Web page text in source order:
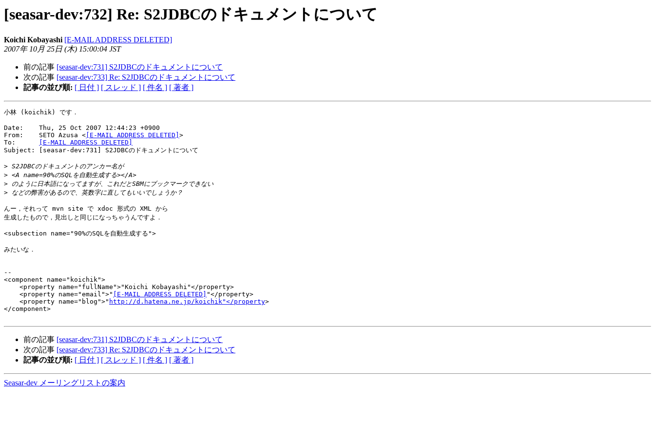
[seasar-dev:732] Re: S2JDBCのドキュメントについて
Koichi Kobayashi [E-MAIL ADDRESS DELETED]
2007年 10月 25日 (木) 15:00:04 JST
前の記事 [seasar-dev:731] S2JDBCのドキュメントについて
次の記事 [seasar-dev:733] Re: S2JDBCのドキュメントについて
記事の並び順: [ 日付 ] [ スレッド ] [ 件名 ] [ 著者 ]
小林 (koichik) です．
Date:    Thu, 25 Oct 2007 12:44:23 +0900
From:    SETO Azusa < [E-MAIL ADDRESS DELETED] >
To:
[E-MAIL ADDRESS DELETED]
Subject: [seasar-dev:731] S2JDBCのドキュメントについて
>
>
>
>
んー，それって mvn site で xdoc 形式の XML から
生成したもので，見出しと同じになっちゃうんですよ．
<subsection name="90%のSQLを自動生成する">
みたいな．
--
<component name="koichik">
    <property name="fullName">"Koichi Kobayashi"</property>
    <property name="email">"
[E-MAIL ADDRESS DELETED]
"</property>
    <property name="blog">"
http://d.hatena.ne.jp/koichik"</property>
</component>
前の記事 [seasar-dev:731] S2JDBCのドキュメントについて
次の記事 [seasar-dev:733] Re: S2JDBCのドキュメントについて
記事の並び順: [ 日付 ] [ スレッド ] [ 件名 ] [ 著者 ]
Seasar-dev メーリングリストの案内